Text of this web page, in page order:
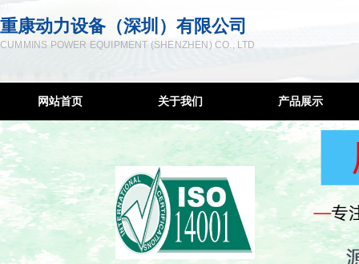
重康动力设备（深圳）有限公司
CUMMINS POWER EQUIPMENT (SHENZHEN) CO., LTD
网站首页 关于我们
联系方式
服务宗旨
售后网络
产品展示
柴油发电机
低噪音发电机
移动发电机组
康明斯控制屏
隔音降噪工程